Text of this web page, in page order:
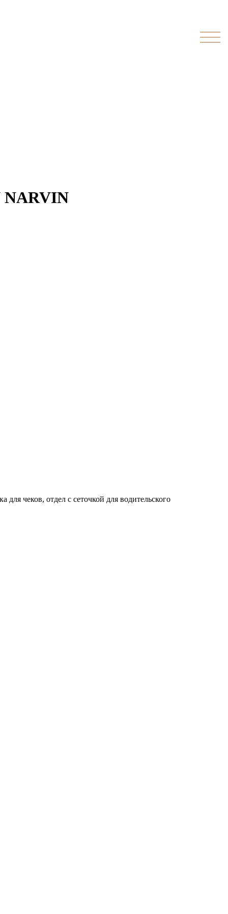
NARVIN
чеков, отдел с сеточкой для водительского